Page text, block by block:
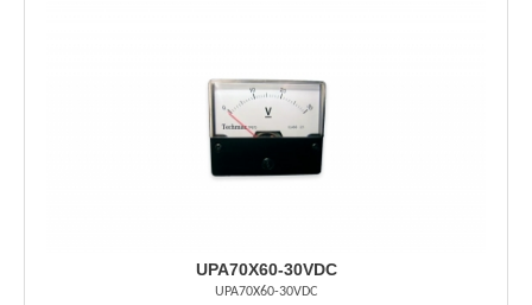
UPA70X60-30VDC
UPA70X60-30VDC